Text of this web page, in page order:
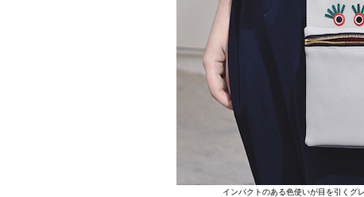
インパクトのある色使いが目を引くグ